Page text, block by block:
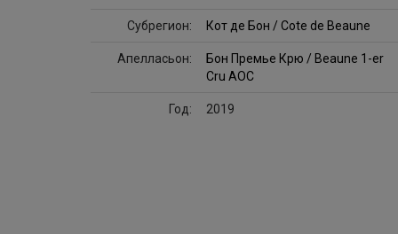
Субрегион: Кот де Бон / Cote de Beaune
Апелласьон:
Бон Премье Крю / Beaune 1-er
Cru AOC
Год: 2019